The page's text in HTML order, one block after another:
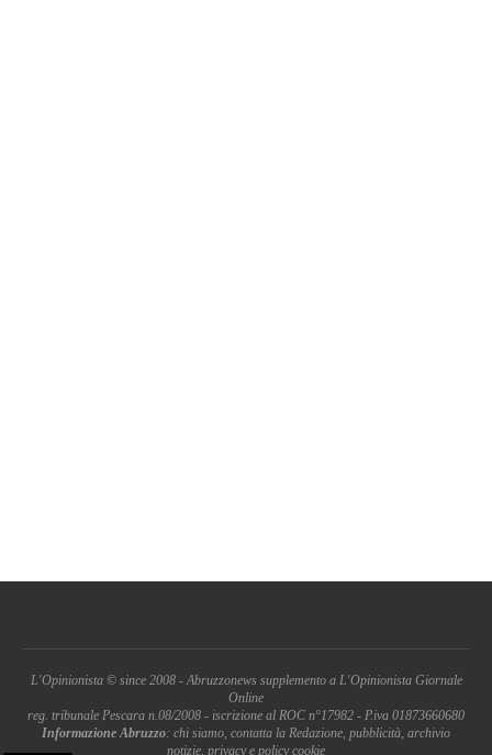
L'Opinionista © since 2008 - Abruzzonews supplemento a L'Opinionista Giornale
Online
reg. tribunale Pescara n.08/2008 - iscrizione al ROC n°17982 - P.iva 01873660680
Informazione Abruzzo: chi siamo, contatta la Redazione, pubblicità, archivio
notizie, privacy e policy cookie